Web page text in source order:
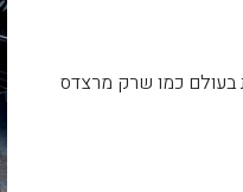
בעולם כמו שרק מרצדס